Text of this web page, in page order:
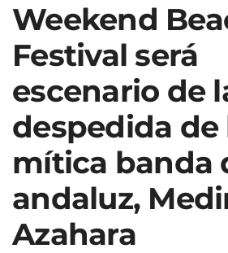
Weekend
Festival será
escenario de
despedida de
mítica banda
andaluz,
Azahara